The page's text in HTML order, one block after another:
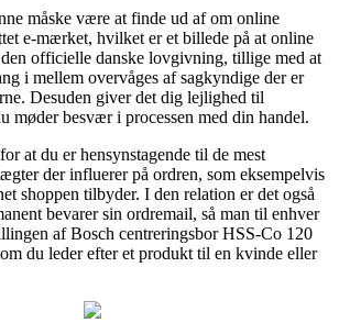
måske være at finde ud af om online
e-mærket, hvilket er et billede på at online
officielle danske lovgivning, tillige med at
i mellem overvåges af sagkyndige der er
Desuden giver det dig lejlighed til
møder besvær i processen med din handel.
at du er hensynstagende til de mest
der influerer på ordren, som eksempelvis
shoppen tilbyder. I den relation er det også
bevarer sin ordremail, så man til enhver
af Bosch centreringsbor HSS-Co 120
du leder efter et produkt til en kvinde eller